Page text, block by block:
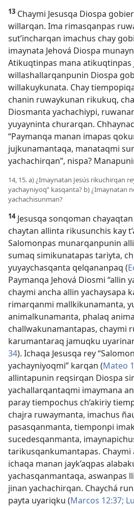
13 Chaymi Jesusqa Diospa
willarqan. Ima rimasqanpas
sut’incharqan imachus chay
imaynata Jehová Diospa
Atikuqtinpas mana atikuqtinpas
willashallarqanpunin Diospa
willakuykunata. Chay
chanin ruwaykunan rikukuq,
Diosmanta yachachiypi,
yuyayninta churarqan.
“Paymanqa manan imapas
jujkunamantaqa, manataqmi
yachachirqan”, nispa?
14, 15. a) ¿Imaynatan Jesús rikuchirqan
yachayniyoq” kasqanta? b) ¿Imaynatan
yachachisunman?
14Jesusqa sonqoman
chaytan allinta rikusunchis kay
Salomonpas munarqanpunin
sumaq simikunatapas tariyta,
yuyaychasqanta qelqananpaq (
Paymanqa Jehová Diosmi “allin
chaymi ancha allin yachaysapa
rimarqanmi mallkikunamanta,
animalkunamanta, phalaq
challwakunamantapas, chaymi
karumantaraq jamuqku
34). Ichaqa Jesusqa rey
yachayniyoqmi” karqan (Mateo
allintapunin reqsirqan Diospa
yachallarqantaqmi imaymana
paray tiempochus ch’akiriy
chajra ruwaymanta, imachus
pasasqanmanta, tiemponpi
sucedesqanmanta,
tarikusqankumantapas.
ichaqa manan jayk’aqpas
yachasqanmantaqa, aswanpas
jinan yachachirqan. Chaychá
payta uyariqku (Marcos 12:37;